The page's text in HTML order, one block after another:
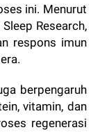
ini. Menurut
Research,
respons imun
berpengaruh
vitamin, dan
regenerasi